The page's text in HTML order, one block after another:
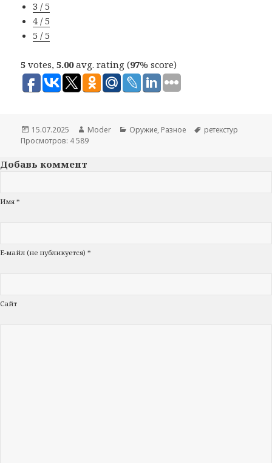
3 / 5
4 / 5
5 / 5
5 votes,5.00avg. rating (97% score)
Опубликовано
15.07.2025 Автор
Moder Рубрики
Оружие, Разное Метки
ретекстур
Просмотров: 4 589
Добавь коммент
Имя *
Е-майл (не публикуется) *
Сайт